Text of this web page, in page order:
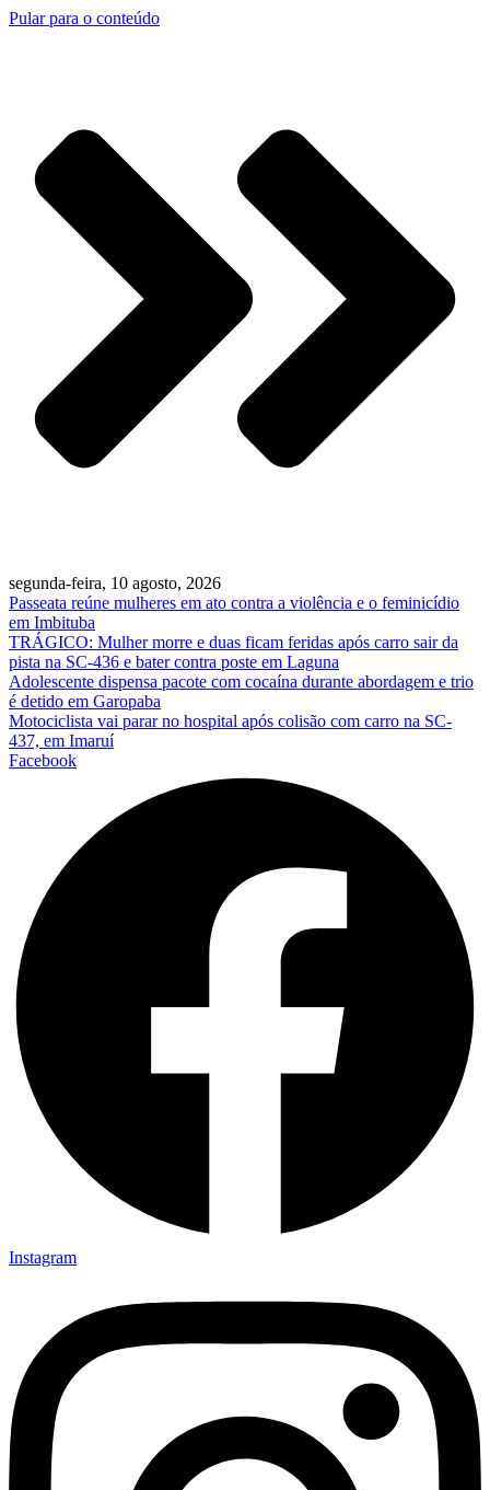
Pular para o conteúdo
segunda-feira, 10 agosto, 2026
Passeata reúne mulheres em ato contra a violência e o feminicídio
em Imbituba
TRÁGICO: Mulher morre e duas ficam feridas após carro sair da
pista na SC-436 e bater contra poste em Laguna
Adolescente dispensa pacote com cocaína durante abordagem e trio
é detido em Garopaba
Motociclista vai parar no hospital após colisão com carro na SC-
437, em Imaruí
Facebook
Instagram